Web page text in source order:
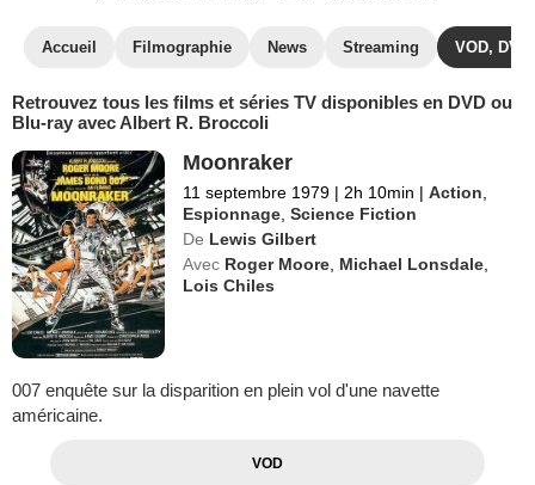
Accueil Filmographie News Streaming VOD, DVD
Retrouvez tous les films et séries TV disponibles en DVD ou
Blu-ray avec Albert R. Broccoli
Moonraker
11 septembre 1979 | 2h 10min | Action
Espionnage ,Science Fiction
De Lewis Gilbert
Avec Roger Moore Michael Lonsdale
Lois Chiles
007 enquête sur la disparition en plein vol d'une navette
américaine.
VOD